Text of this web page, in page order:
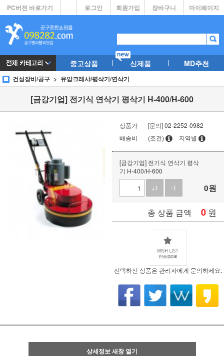
PC버전 바로가기 마이페이지
장바구니
회원가입
로그인
중고상품 신제품 MD추천
건설장비/공구 유압크레샤/평삭기/연삭기
[금강기업] 전기식 연삭기 평삭기 H-400/H-600
상품가
[문의] 02-2252-0982
배송비
(조건) 지역별
[금강기업] 전기식 연삭기 평삭
기 H-400/H-600
+1
-1 0원
총 상품 금액 0 원
선택하신 상품은 관리자에게 문의하세요.
상세정보 새창 열기